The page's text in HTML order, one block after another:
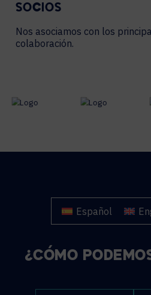
SOCIOS
Nos asociamos con los
colaboración.
Español
¿CÓMO